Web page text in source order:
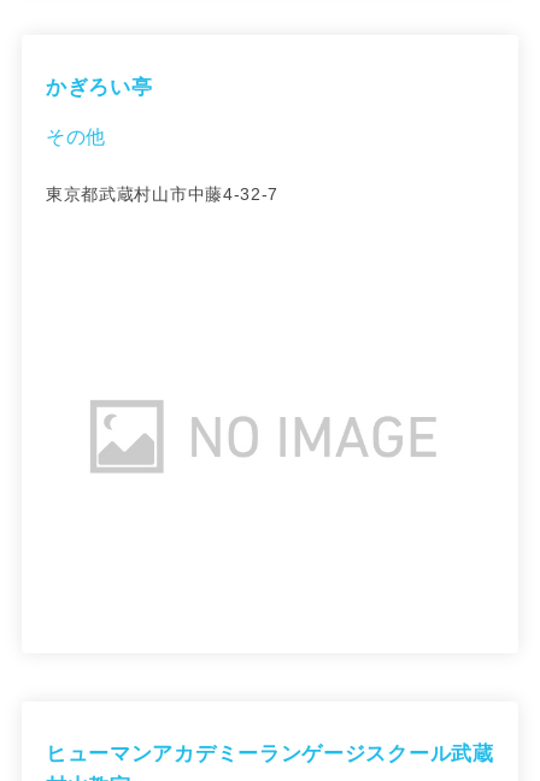
かぎろい亭
その他
東京都武蔵村山市中藤4-32-7
ヒューマンアカデミーランゲージスクール武蔵